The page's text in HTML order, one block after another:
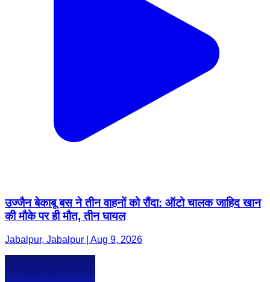
उज्जैन ​बेकाबू बस ने तीन वाहनों को रौंदा: ऑटो चालक जाहिद खान
की मौके पर ही मौत, तीन घायल
Jabalpur, Jabalpur | Aug 9, 2026